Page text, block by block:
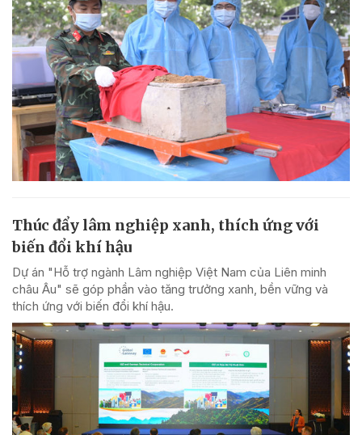
Thúc đẩy lâm nghiệp xanh, thích ứng với
biến đổi khí hậu
Dự án "Hỗ trợ ngành Lâm nghiệp Việt Nam của Liên minh
châu Âu" sẽ góp phần vào tăng trưởng xanh, bền vững và
thích ứng với biến đổi khí hậu.